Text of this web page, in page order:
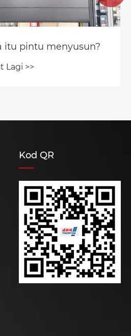
itu pintu menyusun?
Lagi >>
Kod QR